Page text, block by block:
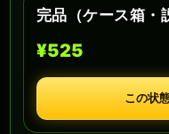
完品（ケース箱・
¥525
この状